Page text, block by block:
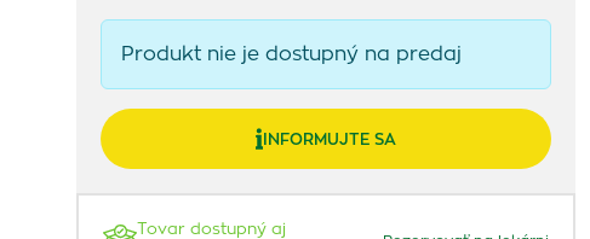
Produkt nie je dostupný na predaj
INFORMUJTE SA
Tovar dostupný aj